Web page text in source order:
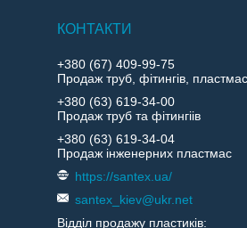
+380 (67) 409-99-75
Продаж труб, фітингів,
+380 (63) 619-34-00
Продаж труб та фітингіів
+380 (63) 619-34-04
Продаж інженерних пластмас
https://santex.ua/
santex_kiev@ukr.net
Відділ продажу пластиків